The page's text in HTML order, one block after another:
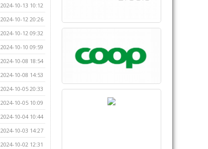
2024-10-13 10:12
2024-10-12 20:26
2024-10-12 09:32
2024-10-10 09:59
2024-10-08 18:54
2024-10-08 14:53
2024-10-05 20:33
2024-10-05 10:09
2024-10-04 10:44
2024-10-03 14:27
2024-10-02 12:31